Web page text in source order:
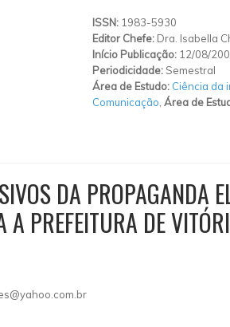
ISSN: 1983-5930
Editor Chefe: Dra. Isabella
Início Publicação: 12/08/
Periodicidade: Semestral
Área de Estudo: Ciência da
Comunicação Área de
DA PROPAGANDA
PREFEITURA DE